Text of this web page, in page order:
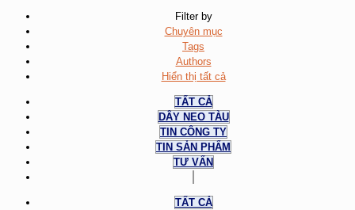
Filter by
Chuyên mục
Tags
Authors
Hiển thị tất cả
TẤT CẢ
DÂY NEO TÀU
TIN CÔNG TY
TIN SẢN PHẨM
TƯ VẤN
TẤT CẢ